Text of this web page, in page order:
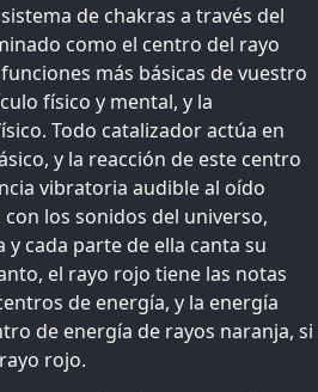
de chakras a través del
como el centro del rayo
más básicas de vuestro
físico y mental, y la
Todo catalizador actúa en
y la reacción de este centro
vibratoria audible al oído
los sonidos del universo,
cada parte de ella canta su
el rayo rojo tiene las notas
de energía, y la energía
de energía de rayos naranja, si
rojo.